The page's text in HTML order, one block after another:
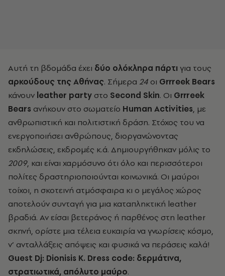
Αυτή τη βδομάδα έχει δύο ολόκληρα πάρτιγια τους
αρκούδους της Αθήνας. Σήμερα 24 οι Grrreek Bears
κάνουν leather party στο Second Skin. Οι Grrreek
Bears ανήκουν στο σωματείο Human Activities, με
ανθρωπιστική και πολιτιστική δράση. Στόχος του να
ενεργοποιήσει ανθρώπους, διοργανώνοντας
εκδηλώσεις, εκδρομές κ.ά. Δημιουργήθηκαν μόλις το
2009, και είναι χαρμόσυνο ότι όλο και περισσότεροι
πολίτες δραστηριοποιούνται κοινωνικά. Οι μαύροι
τοίχοι, η σκοτεινή ατμόσφαιρα κι ο μεγάλος χώρος
αποτελούν συνταγή για μια καταπληκτική leather
βραδιά. Αν είσαι βετεράνος ή παρθένος στη leather
σκηνή, ορίστε μια τέλεια ευκαιρία να γνωρίσεις κόσμο,
ν’ ανταλλάξεις απόψεις και φυσικά να περάσεις καλά!
Guest Dj: Dionisis K. Dress code: δερμάτινα,
στρατιωτικά, απόλυτο μαύρο.